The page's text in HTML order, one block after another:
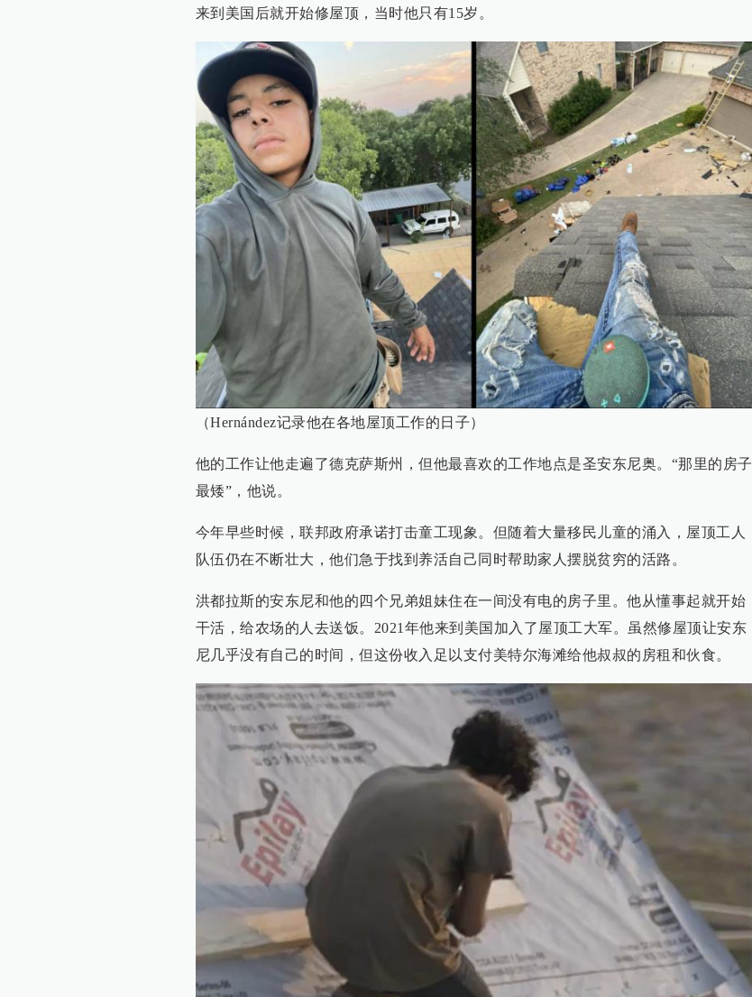
来到美国后就开始修屋顶，当时他只有15岁。
（Hernández记录他在各地屋顶工作的日子）
他的工作让他走遍了德克萨斯州，但他最喜欢的工作地点是圣安东尼奥。“那里的房子
最矮”，他说。
今年早些时候，联邦政府承诺打击童工现象。但随着大量移民儿童的涌入，屋顶工人
队伍仍在不断壮大，他们急于找到养活自己同时帮助家人摆脱贫穷的活路。
洪都拉斯的安东尼和他的四个兄弟姐妹住在一间没有电的房子里。他从懂事起就开始
干活，给农场的人去送饭。2021年他来到美国加入了屋顶工大军。虽然修屋顶让安东
尼几乎没有自己的时间，但这份收入足以支付美特尔海滩给他叔叔的房租和伙食。